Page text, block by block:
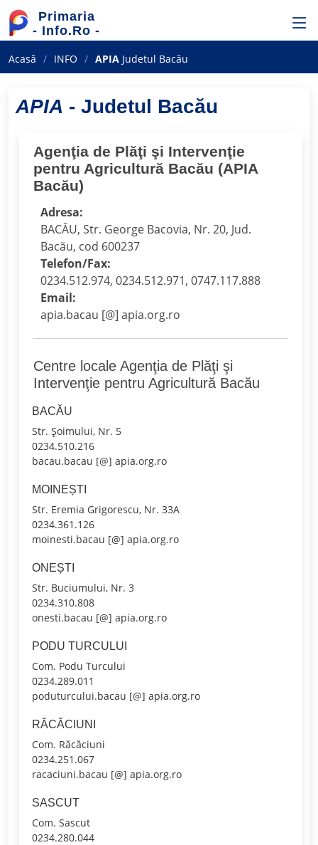
Primaria
- Info.Ro -
Acasă INFO APIA Judetul Bacău
APIA - Judetul Bacău
Agenţia de Plăţi şi Intervenţie
pentru Agricultură​ Bacău (APIA
Bacău)
Adresa:
BACĂU, Str. George Bacovia, Nr. 20, Jud.
Bacău, cod 600237
Telefon/Fax:
0234.512.974, 0234.512.971, 0747.117.888
Email:
apia.bacau [@] apia.org.ro
Centre locale Agenţia de Plăţi şi
Intervenţie pentru Agricultură Bacău
BACĂU
Str. Șoimului, Nr. 5
0234.510.216
bacau.bacau [@] apia.org.ro
MOINEȘTI
Str. Eremia Grigorescu, Nr. 33A
0234.361.126
moinesti.bacau [@] apia.org.ro
ONEȘTI
Str. Buciumului, Nr. 3
0234.310.808
onesti.bacau [@] apia.org.ro
PODU TURCULUI
Com. Podu Turcului
0234.289.011
poduturcului.bacau [@] apia.org.ro
RĂCĂCIUNI
Com. Răcăciuni
0234.251.067
racaciuni.bacau [@] apia.org.ro
SASCUT
Com. Sascut
0234.280.044